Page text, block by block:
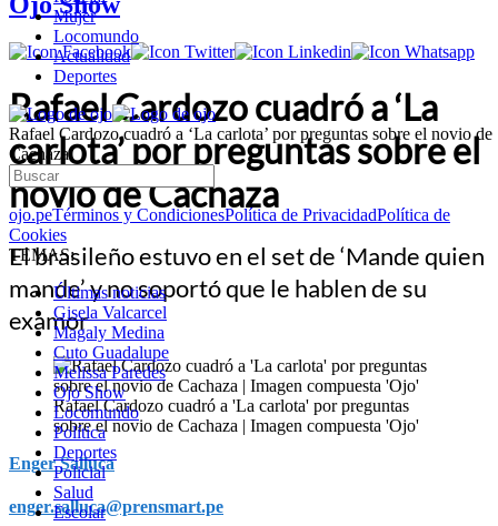
Mujer
Locomundo
Actualidad
Deportes
Rafael Cardozo cuadró a ‘La carlota’ por preguntas sobre el novio de
Cachaza
ojo.peTérminos y CondicionesPolítica de PrivacidadPolítica de
Cookies
TEMAS:
Últimas noticias
Gisela Valcarcel
Magaly Medina
Cuto Guadalupe
Melissa Paredes
Ojo Show
Locomundo
Política
Deportes
Policial
Salud
Escolar
Rafael Cardozo cuadró a ‘La
carlota’ por preguntas sobre el
novio de Cachaza
El brasileño estuvo en el set de ‘Mande quien
mande’ y no soportó que le hablen de su
examor
Rafael Cardozo cuadró a 'La carlota' por preguntas
sobre el novio de Cachaza | Imagen compuesta 'Ojo'
Enger Salluca
enger.salluca@prensmart.pe